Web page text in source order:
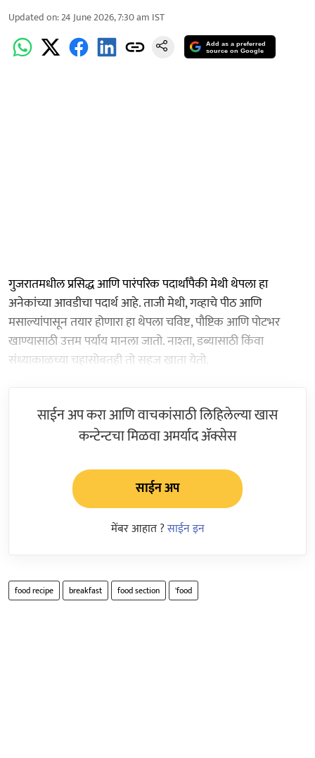
Updated on:24 June 2026, 7:30 am IST
Add as a preferred
source on Google
गुजरातमधील प्रसिद्ध आणि पारंपरिक पदार्थांपैकी मेथी थेपला हा
अनेकांच्या आवडीचा पदार्थ आहे. ताजी मेथी, गव्हाचे पीठ आणि
मसाल्यांपासून तयार होणारा हा थेपला चविष्ट, पौष्टिक आणि पोटभर
खाण्यासाठी उत्तम पर्याय मानला जातो. नाश्ता, डब्यासाठी किंवा
संध्याकाळच्या चहासोबतही तो सहज खाता येतो.
साईन अप करा आणि वाचकांसाठी लिहिलेल्या खास
कन्टेन्टचा मिळवा अमर्याद ॲक्सेस
साईन अप
मेंबर आहात ?साईन इन
food recipe breakfast food section 'food